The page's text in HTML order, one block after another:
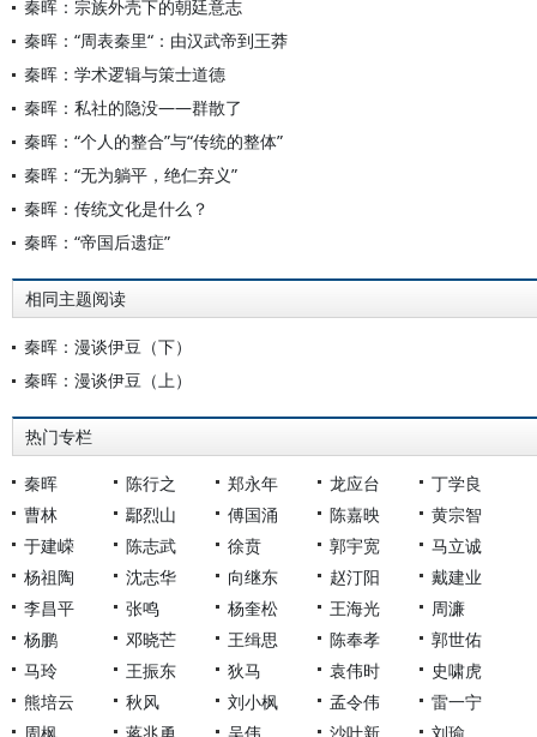
秦晖：宗族外壳下的朝廷意志
秦晖：“周表秦里“：由汉武帝到王莽
秦晖：学术逻辑与策士道德
秦晖：私社的隐没——群散了
秦晖：“个人的整合”与“传统的整体”
秦晖：“无为躺平，绝仁弃义”
秦晖：传统文化是什么？
秦晖：“帝国后遗症”
相同主题阅读
秦晖：漫谈伊豆（下）
秦晖：漫谈伊豆（上）
热门专栏
秦晖 陈行之 郑永年 龙应台
丁学良
曹林
鄢烈山 傅国涌 陈嘉映
黄宗智
于建嵘
陈志武 徐贲 郭宇宽
马立诚
杨祖陶
沈志华 向继东 赵汀阳
戴建业
李昌平
张鸣 杨奎松 王海光
周濂
杨鹏
邓晓芒 王缉思 陈奉孝
郭世佑
马玲
王振东 狄马 袁伟时
史啸虎
熊培云
秋风 刘小枫 孟令伟
雷一宁